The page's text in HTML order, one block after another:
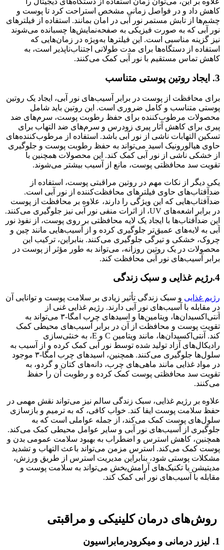
کاهش داد و در فواصل زمانی مشخص استراحت کرد تا پوست و
چشم‌ها از تابش مستمر نور آبی در امان بمانند. استفاده از فیلترهای
نور آبی که به صورت فیزیکی به صفحه‌نمایش‌ها چسبانده می‌شوند
نیز گزینه مناسبی است. این فیلترها به‌ویژه در زمان‌هایی که
استفاده از دستگاه‌ها برای مدت طولانی اجتناب‌ناپذیر است، به
کاهش تماس مستقیم با نور آبی کمک می‌کنند.
3. ایجاد روتین پوستی متناسب
برای محافظت از پوست در برابر آسیب‌های نور آبی، ایجاد یک روتین
پوستی متناسب و کامل ضروری است. این روتین باید شامل
محصولات مرطوب‌کننده برای حفظ رطوبت پوست، سرم‌های ضد
پیری برای کاهش آثار پیری زودرس و سرم‌های ضد التهاب برای
تسکین التهابات ناشی از نور آبی باشد. استفاده از مرطوب‌کننده‌های
حاوی هیالورونیک اسید می‌تواند به حفظ رطوبت پوست و جلوگیری
از خشکی ناشی از نور آبی کمک کند. این محصولات همچنین با
تقویت سد محافظتی پوست، مانع از آسیب بیشتر می‌شوند.
یکی دیگر از نکات مهم در روتین مراقبتی پوست، استفاده از
ضدآفتاب‌های حاوی فیلترهای محافظت‌کننده از نور آبی است.
ضدآفتاب‌هایی که این ویژگی را دارند، علاوه بر محافظت از پوست
در برابر اشعه‌های UV، از اثرات منفی نور آبی نیز جلوگیری می‌کنند.
این ضدآفتاب‌ها با ایجاد یک لایه محافظتی بر روی پوست، از نفوذ نور
آبی به لایه‌های عمیق‌تر جلوگیری کرده و از آسیب‌هایی مانند چین و
چروک، خشکی و تیرگی جلوگیری می‌کنند. بنابراین، ترکیب این
محصولات در یک روتین روزانه، می‌تواند به طور مؤثر از پوست در
برابر آسیب‌های نور آبی محافظت کند.
4.رژیم غذایی و سبک زندگی
رژیم غذایی و سبک زندگی تأثیر زیادی بر سلامت پوست و توانایی آن
در مقابله با آسیب‌های نور آبی دارند. رژیم غذایی غنی از
آنتی‌اکسیدان‌ها، ویتامین‌ها و اسیدهای چرب امگا-۳ می‌تواند به
تقویت پوست و محافظت از آن در برابر آسیب‌های محیطی کمک
کند. آنتی‌اکسیدان‌ها، مانند ویتامین C و E، به خنثی‌سازی
رادیکال‌های آزاد تولید شده توسط نور آبی کمک کرده و از آسیب به
سلول‌ها جلوگیری می‌کنند. همچنین، اسیدهای چرب امگا-۳ موجود
در مواد غذایی مانند ماهی‌های چرب، دانه‌های کتان و گردو، به
تقویت سد محافظتی پوست کمک کرده و رطوبت آن را حفظ
می‌کنند.
علاوه بر رژیم غذایی، سبک زندگی سالم نیز می‌تواند نقش مهمی در
حفظ سلامت پوست ایفا کند. خواب کافی، که به ترمیم و بازسازی
سلول‌های پوست کمک می‌کند، از جمله عواملی است که به
جلوگیری از آسیب‌های نور آبی و سایر عوامل محیطی کمک می‌کند.
همچنین، کاهش استرس و اضطراب به بهبود سلامت عمومی بدن و
پوست کمک می‌کند. استرس مزمن می‌تواند باعث التهاب و تشدید
مشکلات پوستی شود، بنابراین مدیریت استرس از طریق ورزش،
مدیتیشن یا تکنیک‌های آرامش‌بخش می‌تواند به سلامت پوست و
مقابله با آسیب‌های نور آبی کمک کند.
روش‌های درمان کلینیکی و مراقبتی
1. لیزر درمانی و میکرودرمابراسیون